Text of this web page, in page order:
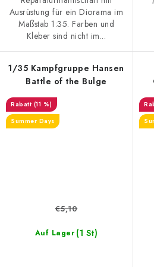
Ausrüstung für ein Diorama im
Maßstab 1:35. Farben und
Kleber sind nicht im...
1/35 Kampfgruppe Hansen
Battle of the Bulge
(11 %)
Summer Days
Auf Lager (1 St)
€5,10